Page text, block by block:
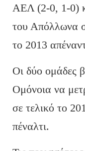
ΑΕΛ (2-0, 1-0)
του Απόλλωνα
το 2013
Οι δύο ομάδες
Ομόνοια να
σε τελικό το
πέναλτι.